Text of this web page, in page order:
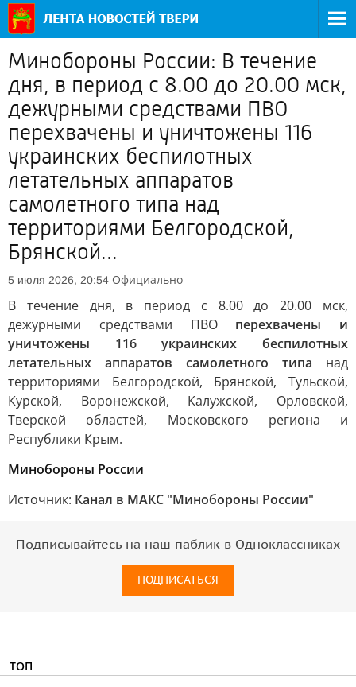
Минобороны России: В течение
дня, в период с 8.00 до 20.00 мск,
дежурными средствами ПВО
перехвачены и уничтожены 116
украинских беспилотных
летательных аппаратов
самолетного типа над
территориями Белгородской,
Брянской...
5 июля 2026, 20:54 Официально
В течение дня, в период с 8.00 до 20.00 мск,
дежурными средствами ПВО перехвачены и
уничтожены 116 украинских беспилотных
летательных аппаратов самолетного типа над
территориями Белгородской, Брянской, Тульской,
Курской, Воронежской, Калужской, Орловской,
Тверской областей, Московского региона и
Республики Крым.
Минобороны России
Источник: Канал в МАКС "Минобороны России"
Подписывайтесь на наш паблик в Одноклассниках
ПОДПИСАТЬСЯ
ТОП